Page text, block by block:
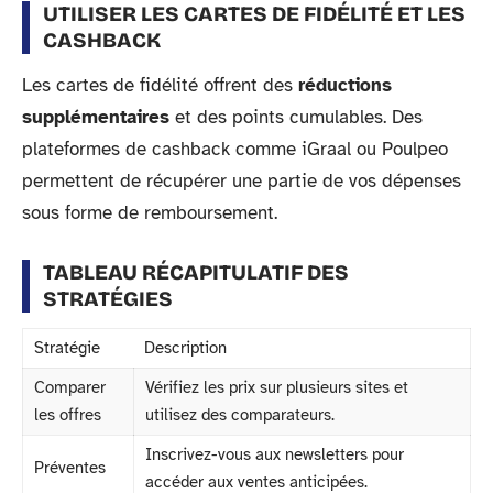
UTILISER LES CARTES DE FIDÉLITÉ ET LES
CASHBACK
Les cartes de fidélité offrent des réductions
supplémentaires et des points cumulables. Des
plateformes de cashback comme iGraal ou Poulpeo
permettent de récupérer une partie de vos dépenses
sous forme de remboursement.
TABLEAU RÉCAPITULATIF DES
STRATÉGIES
Stratégie
Description
Comparer
les offres
Vérifiez les prix sur plusieurs sites et
utilisez des comparateurs.
Préventes
Inscrivez-vous aux newsletters pour
accéder aux ventes anticipées.